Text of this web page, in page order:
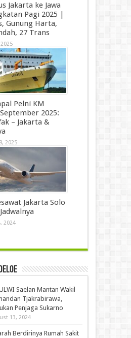
Jakarta ke Jawa
Pagi 2025 |
Gunung Harta,
27 Trans
Pelni KM
2025:
– Jakarta &
2025
Jakarta Solo
2024
Saelan Mantan Wakil
Tjakrabirawa,
Penjaga Sukarno
13, 2024
Berdirinya Rumah Sakit